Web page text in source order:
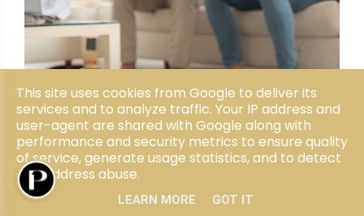
This site uses cookies from Google to deliver its
services and to analyze traffic. Your IP address and
user-agent are shared with Google along with
performance and security metrics to ensure quality
of service, generate usage statistics, and to detect
and address abuse.
LEARN MORE GOT IT